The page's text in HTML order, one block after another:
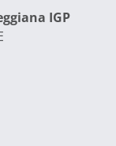
IGP